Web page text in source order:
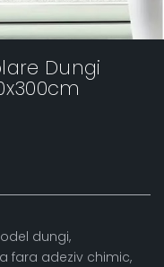
Dungi
dungi,
fara adeziv chimic,